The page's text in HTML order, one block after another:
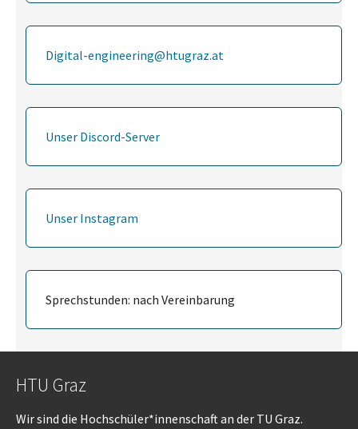
Digital-engineering@htugraz.at
Unser Discord-Server
Unser Instagram
Sprechstunden: nach Vereinbarung
HTU Graz
Wir sind die Hochschüler*innenschaft an der TU Graz.